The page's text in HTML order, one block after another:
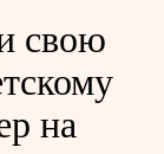
свою
на